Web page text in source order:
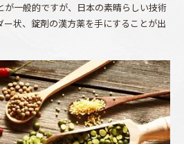
一般的ですが、日本の素晴らしい技術
ー状、錠剤の漢方薬を手にすることが出